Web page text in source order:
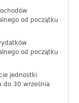
od początku
od początku
jednostki
do 30 września